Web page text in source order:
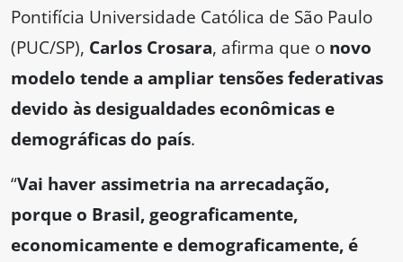
Pontifícia Universidade Católica de São Paulo
(PUC/SP), Carlos Crosara, afirma que o novo
modelo tende a ampliar tensões federativas
devido às desigualdades econômicas e
demográficas do país.
“Vai haver assimetria na arrecadação,
porque o Brasil, geograficamente,
economicamente e demograficamente, é